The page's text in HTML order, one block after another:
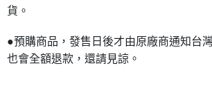
貨。
●預購商品，發售日後才由原廠商通知台
也會全額退款，還請見諒。